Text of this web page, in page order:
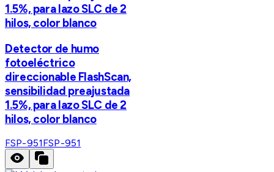
1.5%, para lazo SLC de 2
hilos, color blanco
Detector de humo
fotoeléctrico
direccionable FlashScan,
sensibilidad preajustada
1.5%, para lazo SLC de 2
hilos, color blanco
FSP-951FSP-951